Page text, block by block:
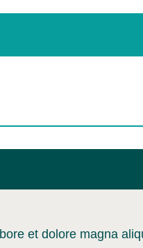
et dolore magna